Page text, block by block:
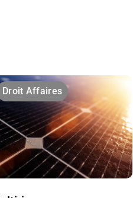
Droit Affaires